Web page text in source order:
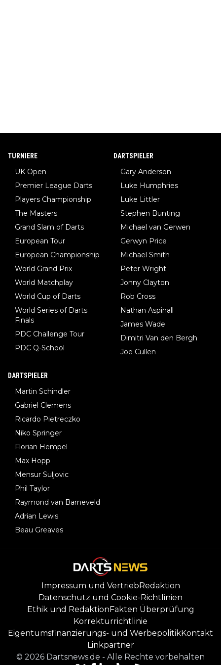
TURNIERE
UK Open
Premier League Darts
Players Championship
The Masters
Grand Slam of Darts
European Tour
European Championship
World Grand Prix
World Matchplay
World Cup of Darts
World Series of Darts
Finals
PDC Challenge Tour
PDC Q-School
DARTSPIELER
Gary Anderson
Luke Humphries
Luke Littler
Stephen Bunting
Michael van Gerwen
Gerwyn Price
Michael Smith
Peter Wright
Jonny Clayton
Rob Cross
Nathan Aspinall
James Wade
Dimitri Van den Bergh
Joe Cullen
DARTSPIELER
Martin Schindler
Gabriel Clemens
Ricardo Pietreczko
Niko Springer
Florian Hempel
Max Hopp
Mensur Suljovic
Phil Taylor
Raymond van Barneveld
Adrian Lewis
Beau Greaves
Impressum und VertriebRedaktion
Datenschutz und Cookie-Richtlinien
Ethik und RedaktionFakten Überprüfung
Korrekturrichtlinie
Eigentumsfinanzierungs- und WerbepolitikKontakt
Linkpartner
© 2026 Dartsnews.de - Alle Rechte vorbehalten